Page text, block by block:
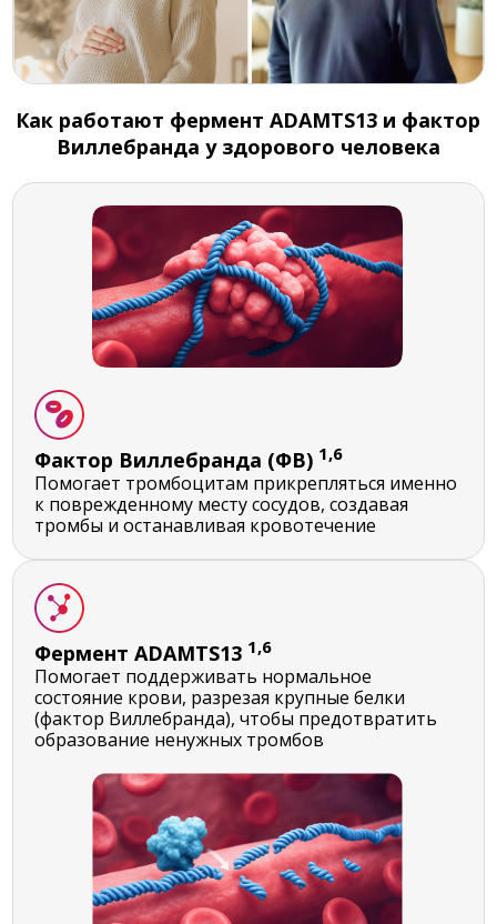
Как работают фермент ADAMTS13 и фактор
Виллебранда у здорового человека
Фактор Виллебранда (ФВ) 1,6
Помогает тромбоцитам прикрепляться именно
к поврежденному месту сосудов, создавая
тромбы и останавливая кровотечение
Фермент ADAMTS13 1,6
Помогает поддерживать нормальное
состояние крови, разрезая крупные белки
(фактор Виллебранда), чтобы предотвратить
образование ненужных тромбов